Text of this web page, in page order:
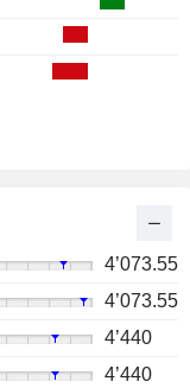
4’073.55
4’073.55
4’440
4’440